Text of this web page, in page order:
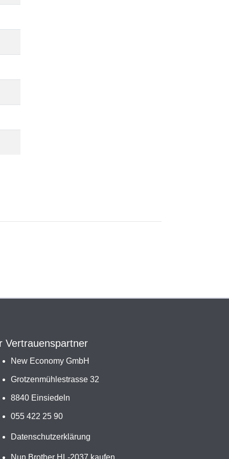
Vertrauenspartner
New Economy GmbH
Grotzenmühlestrasse 32
8840 Einsiedeln
055 422 25 90
Datenschutzerklärung
Nun Brother HL-2037 kaufen